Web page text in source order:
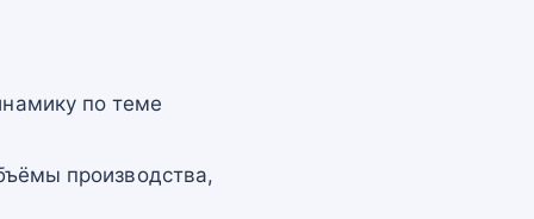
по теме
производства,